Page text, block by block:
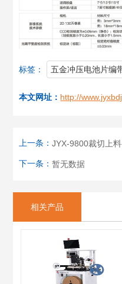
标签： 五金冲压电池片编
本文网址： http://
上一条：JYX-9800裁切上
下一条：暂无数据
相关产品